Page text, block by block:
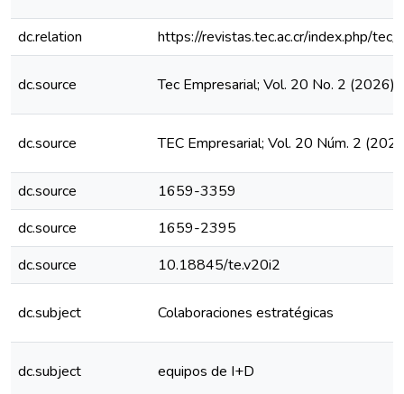
dc.relation https://revistas.tec.ac.cr/index.php/
dc.source Tec Empresarial; Vol. 20 No. 2
dc.source TEC Empresarial; Vol. 20 Núm. 2
dc.source
1659-3359
dc.source
1659-2395
dc.source
10.18845/te.v20i2
dc.subject Colaboraciones estratégicas
dc.subject equipos de I+D